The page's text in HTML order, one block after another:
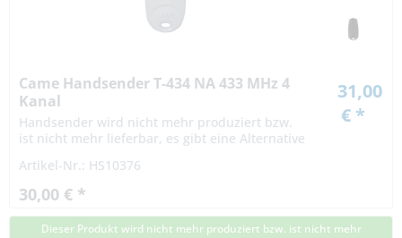
Came Handsender T-434 NA 433 MHz 4
Kanal
Handsender wird nicht mehr produziert bzw.
ist nicht mehr lieferbar, es gibt eine Alternative
Artikel-Nr.: HS10376
30,00 € *
31,00
€ *
Dieser Produkt wird nicht mehr produziert bzw. ist nicht mehr